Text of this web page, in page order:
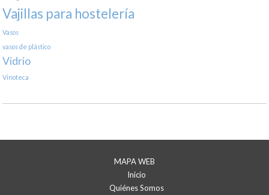
Vajillas para hostelería
Vasos
vasos de plástico
Vidrio
Vinoteca
MAPA WEB
Inicio
Quiénes Somos